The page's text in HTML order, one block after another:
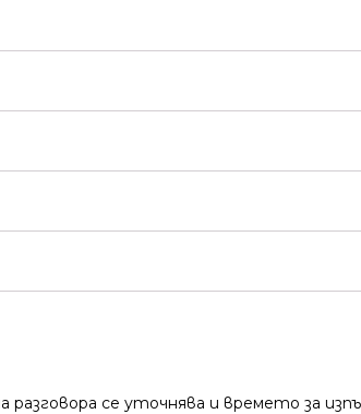
разговора се уточнява и времето за